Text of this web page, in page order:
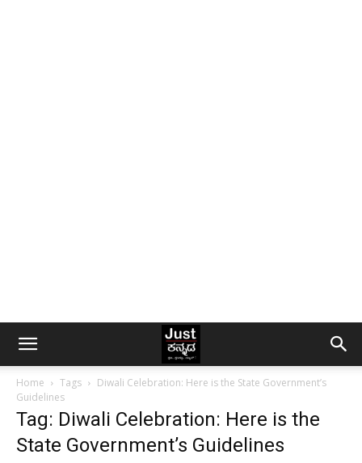
Home Tags
Diwali Celebration: Here is the State Government’s
Guidelines
Tag: Diwali Celebration: Here is the
State Government’s Guidelines